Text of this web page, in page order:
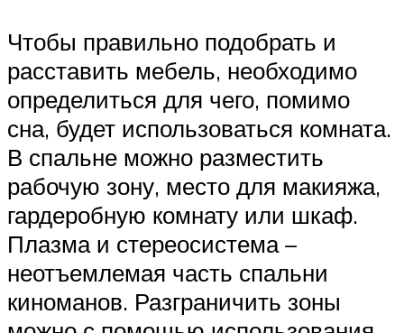
Чтобы правильно подобрать и
расставить мебель, необходимо
определиться для чего, помимо
сна, будет использоваться комната.
В спальне можно разместить
рабочую зону, место для макияжа,
гардеробную комнату или шкаф.
Плазма и стереосистема –
неотъемлемая часть спальни
киноманов. Разграничить зоны